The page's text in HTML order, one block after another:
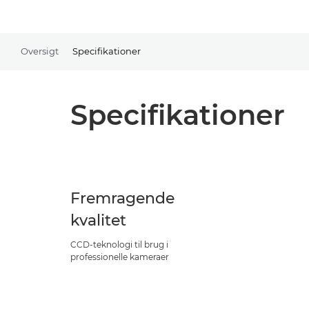
Oversigt Specifikationer
Specifikationer
Fremragende
kvalitet
CCD-teknologi til brug i
professionelle kameraer